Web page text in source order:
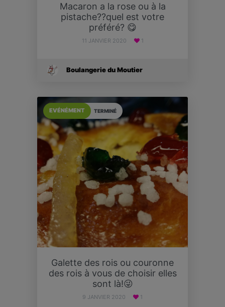
Macaron a la rose ou à la
pistache??quel est votre
préféré? 😋
11 JANVIER 2020 1
Boulangerie du Moutier
TERMINÉ
EVÉNÉMENT
Galette des rois ou couronne
des rois à vous de choisir elles
sont là!😜
9 JANVIER 2020 1